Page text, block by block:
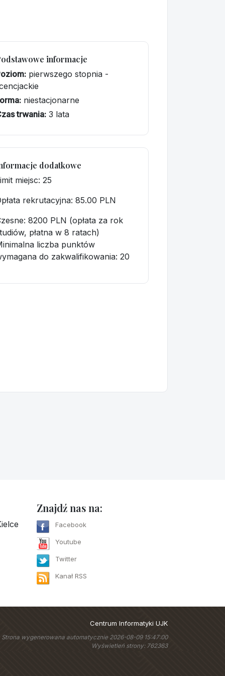
informacje
pierwszego stopnia -
niestacjonarne
trwania: 3 lata
dodatkowe
miejsc: 25
rekrutacyjna: 85.00 PLN
8200 PLN (opłata za rok
płatna w 8 ratach)
liczba punktów
do zakwalifikowania: 20
Znajdź nas na:
Facebook
Youtube
Twitter
Kanał RSS
Centrum Informatyki UJK
Strona wygenerowana automatycznie 2026-08-09 15:47:00
Wyświetleń strony: 762363